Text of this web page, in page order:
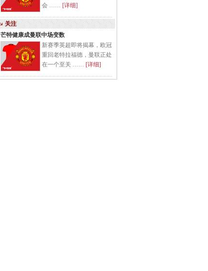
会 …… [详细]
关注
芒特健康成曼联中场变数
新赛季英超即将揭幕，欧冠
重回老特拉福德，曼联正处
在一个至关 …… [详细]